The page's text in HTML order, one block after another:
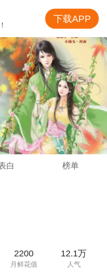
白 榜单
2200
月鲜花值
12.1万
人气
下载APP